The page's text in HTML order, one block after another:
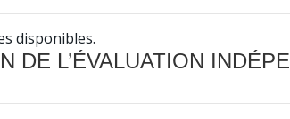
disponibles.
DE L’ÉVALUATION